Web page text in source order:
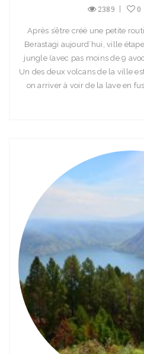
2389 0
Après s’être créé une petite
Berastagi aujourd’hui, ville
jungle (avec pas moins de 9
Un des deux volcans de la ville
on arriver à voir de la lave en